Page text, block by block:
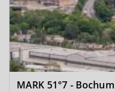
MARK 51°7 -